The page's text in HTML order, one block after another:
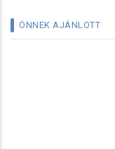
ÖNNEK AJÁNLOTT